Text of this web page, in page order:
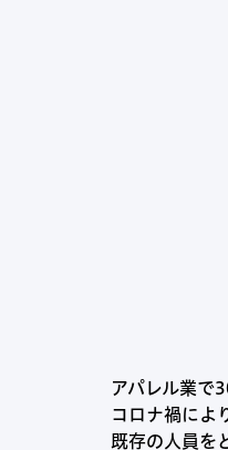
アパレル業で
コロナ禍によ
既存の人員を